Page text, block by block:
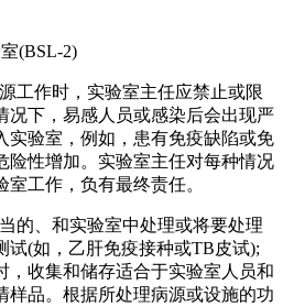
(BSL-2)
作时，实验室主任应禁止或限
况下，易感人员或感染后会出现严
实验室，例如，患有免疫缺陷或免
险性增加。实验室主任对每种情况
工作，负有最终责任。
、和实验室中处理或将要处理
试(如，乙肝免疫接种或TB皮试);
，收集和储存适合于实验室人员和
样品。根据所处理病源或设施的功